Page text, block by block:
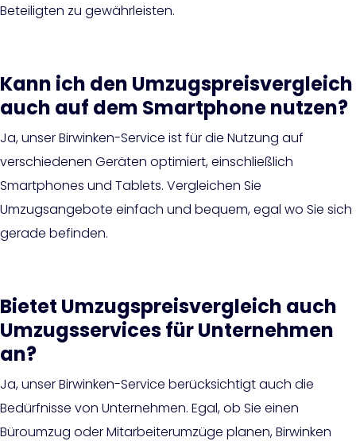
Beteiligten zu gewährleisten.
Kann ich den Umzugspreisvergleich
auch auf dem Smartphone nutzen?
Ja, unser Birwinken-Service ist für die Nutzung auf
verschiedenen Geräten optimiert, einschließlich
Smartphones und Tablets. Vergleichen Sie
Umzugsangebote einfach und bequem, egal wo Sie sich
gerade befinden.
Bietet Umzugspreisvergleich auch
Umzugsservices für Unternehmen
an?
Ja, unser Birwinken-Service berücksichtigt auch die
Bedürfnisse von Unternehmen. Egal, ob Sie einen
Büroumzug oder Mitarbeiterumzüge planen, Birwinken